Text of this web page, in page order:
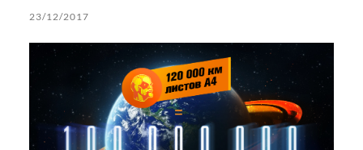
23/12/2017